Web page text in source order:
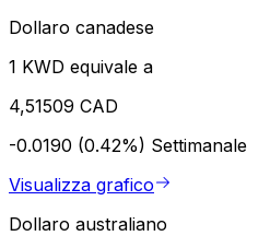
Dollaro canadese
1 KWD equivale a
4,51509 CAD
-0.0190 (0.42%) Settimanale
Visualizza grafico
Dollaro australiano